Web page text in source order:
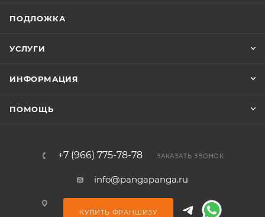
ПОДЛОЖКА
УСЛУГИ
ИНФОРМАЦИЯ
ПОМОЩЬ
+7 (966) 775-78-78 ЗАКАЗАТЬ ЗВОНОК
info@pangapanga.ru
КУПИТЬ ФРАНШИЗУ